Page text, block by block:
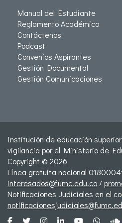
Manual del Estudiante
Reglamento Académico
Contáctenos
Podcast
Convenios Aspirantes
Gestión Documental
Gestión Comunicaciones
Institución de educación
vigilancia por el Ministerio de
Copyright © 2026
Línea gratuita nacional
interesados@fumc.edu.co /
Notificaciones Judiciales en el